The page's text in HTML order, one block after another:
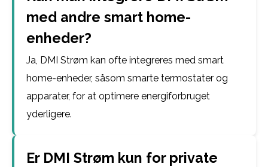
med andre smart home-
enheder?
Ja, DMI Strøm kan ofte integreres med smart
home-enheder, såsom smarte termostater og
apparater, for at optimere energiforbruget
yderligere.
Er DMI Strøm kun for private